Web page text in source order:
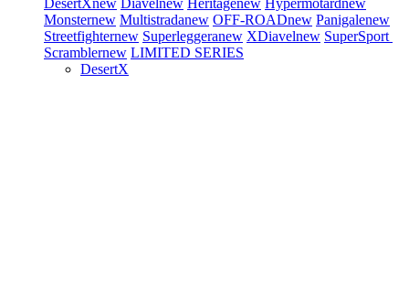
DesertXnew Diavelnew Heritagenew Hypermotardnew
Monsternew Multistradanew OFF-ROADnew Panigalenew
Streetfighternew Superleggeranew XDiavelnew SuperSport
Scramblernew LIMITED SERIES
DesertX